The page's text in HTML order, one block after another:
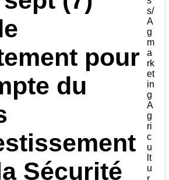
pour
du
Sécurité
s/
A
g
m
a
rk
et
in
g
A
g
ri
c
u
lt
u